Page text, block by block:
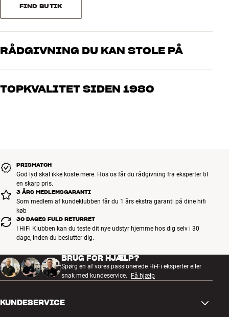
M8x35(x4), M8x50(x4)
Afstandsstykker: 5mm Spacer(x8), 15mm Spacer(x4)
1
Sorter efter
FIND BUTIK
RÅDGIVNING DU KAN STOLE PÅ
Vores medarbejdere er ægte entusiaster, som kender produkterne
os, hvad du drømmer om – så finder vi den løsning, der passer
TOPKVALITET SIDEN 1980
PRISMATCH
God lyd skal ikke koste mere. Hos os får du rådgivning fra eksperter til
en skarp pris.
3 ÅRS MEDLEMSGARANTI
Som medlem af kundeklubben får du 1 års ekstra garanti på dine hifi
køb
30 DAGES FULD RETURRET
I HiFi Klubben kan du teste dit nye udstyr hjemme hos dig selv i 30
dage, inden du beslutter dig.
BRUG FOR HJÆLP?
Spørg en af vores passionerede Hi-Fi eksperter eller
snak med kundeservice.
Få hjælp
KUNDESERVICE